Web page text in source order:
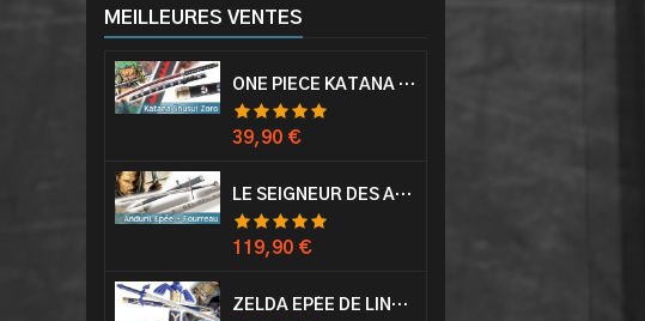
MEILLEURES VENTES
ONE PIECE KATANA ZORO RORONOA SHUSUI EPÉE SABRE ACIER
Prix
39,90 €
LE SEIGNEUR DES ANNEAUX EPÉE ANDURIL ARAGORN
Prix
119,90 €
ZELDA EPÉE DE LINK AVEC FOURREAU MASTER SWORD EPEE